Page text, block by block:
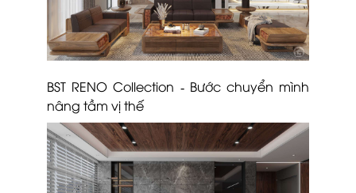
BST RENO Collection - Bước chuyển mình
nâng tầm vị thế